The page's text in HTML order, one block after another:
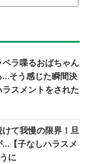
ラ喋るおばちゃん
…そう感じた瞬間決
スメントをされた
けて我慢の限界！旦
【子なしハラスメ
に